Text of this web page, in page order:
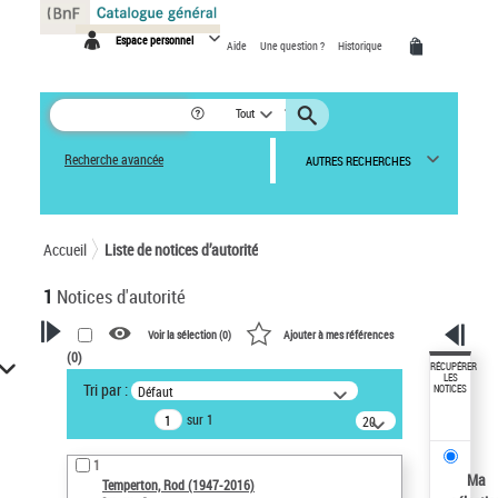
Espace personnel Aide Une question ? Historique
Tout
Recherche avancée AUTRES RECHERCHES
Accueil Liste de notices d’autorité
1 Notices d'autorité
VOTRE RECHERCHE
Recherche avancée dans les
notices d’autorité
Œuvres liées à l'auteur :
Temperton, Rod (1947-2016)
Voir la sélection (0) Ajouter à mes références
(0)
Tri par : Défaut
sur 1
20
résultats/page
1
Temperton, Rod (1947-2016)
RÉCUPÉRER
LES
NOTICES
Ma
Panneau de gestion des cookies